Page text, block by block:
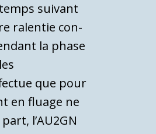
suivant
ralentie con­
la phase
que pour
en fluage ne
l’AU2GN